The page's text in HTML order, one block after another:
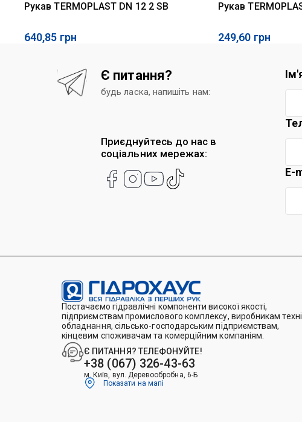
Рукав TERMOPLAST DN 12 2 SB
640,85 грн
Рукав
249,60 грн
Є питання?
будь ласка, напишіть нам:
Приєднуйтесь до нас в
соціальних мережах:
E-
Постачаємо гідравлічні компоненти високої якості,
підприємствам промислового комплексу, виробникам
обладнання, сільсько-господарським підприємствам,
кінцевим споживачам та комерційним компаніям.
Є ПИТАННЯ? ТЕЛЕФОНУЙТЕ!
+38 (067) 326-43-63
м. Київ, вул. Деревообробна, 6-Б
Показати на мапі